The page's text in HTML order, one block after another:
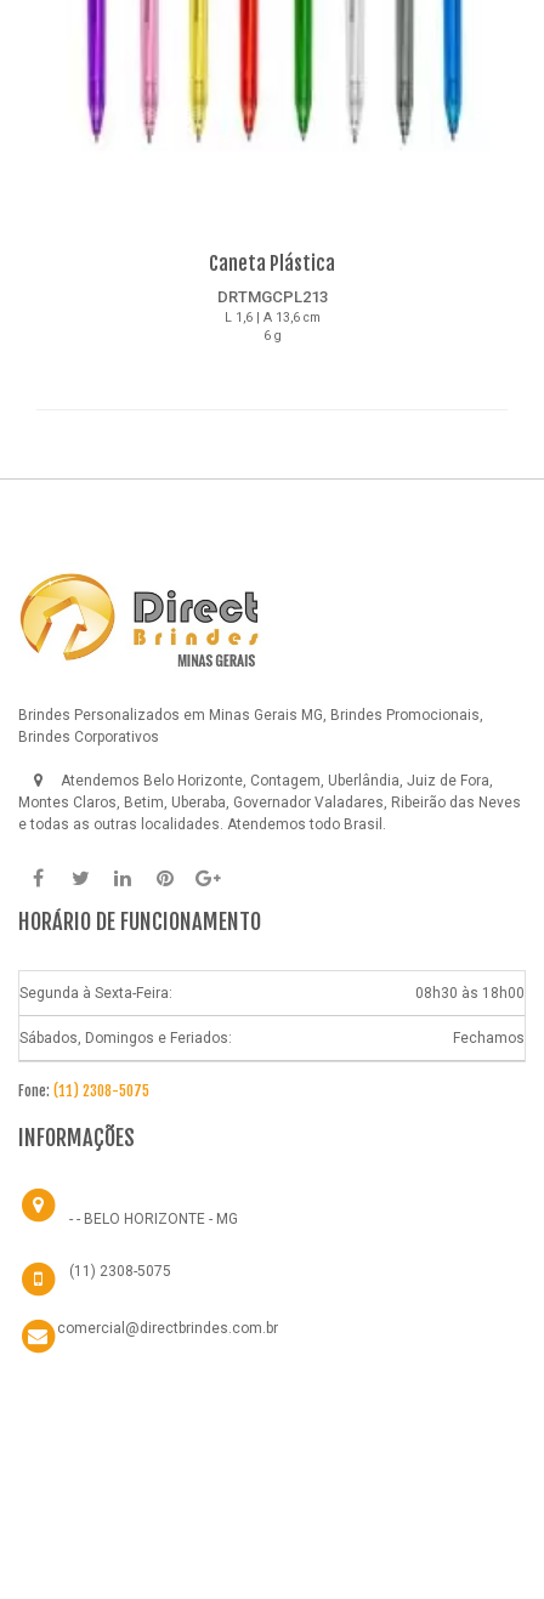
Caneta Plástica
DRTMGCPL213
L 1,6 | A 13,6 cm
6 g
Brindes Personalizados em Minas Gerais MG, Brindes Promocionais,
Brindes Corporativos
Atendemos Belo Horizonte, Contagem, Uberlândia, Juiz de Fora,
Montes Claros, Betim, Uberaba, Governador Valadares, Ribeirão das Neves
e todas as outras localidades. Atendemos todo Brasil.
HORÁRIO DE FUNCIONAMENTO
Segunda à Sexta-Feira: 08h30 às 18h00
Sábados, Domingos e Feriados: Fechamos
Fone: (11) 2308-5075
INFORMAÇÕES
- - BELO HORIZONTE - MG
(11) 2308-5075
comercial@directbrindes.com.br